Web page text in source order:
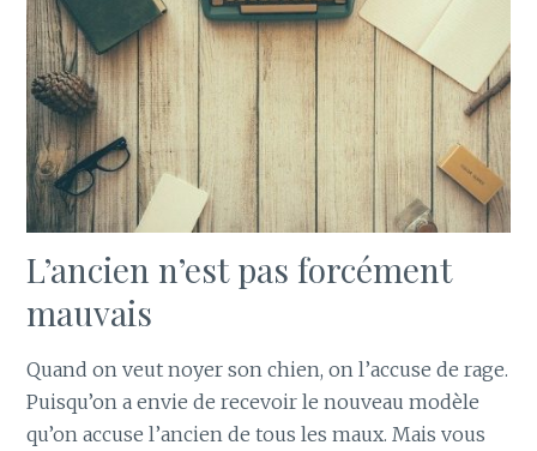
L’ancien n’est pas forcément
mauvais
Quand on veut noyer son chien, on l’accuse de rage.
Puisqu’on a envie de recevoir le nouveau modèle
qu’on accuse l’ancien de tous les maux. Mais vous